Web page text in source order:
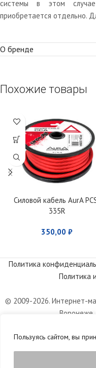
Пользуясь сайтом, вы
системы в этом
приобретается отдельно.
О бренде
Похожие товары
Силовой кабель AurA
335R
350,00 ₽
Политика
Политика
© 2009-2026. Интернет-
Воронеже.
характер и не
положениями